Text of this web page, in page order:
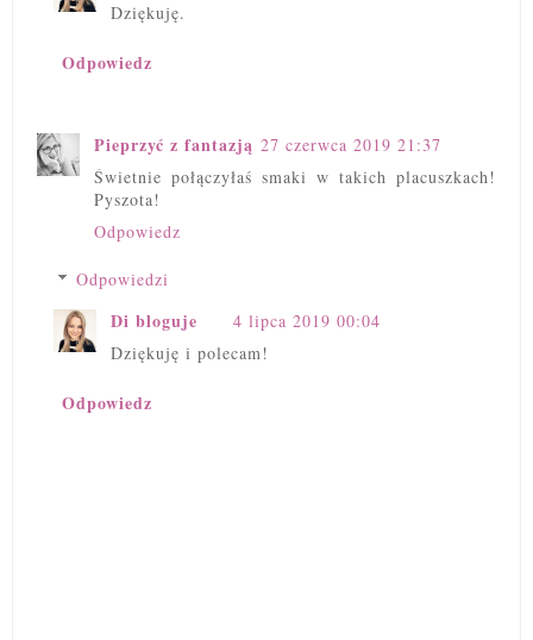
Dziękuję.
Odpowiedz
Pieprzyć z fantazją 27 czerwca 2019 21:37
Świetnie połączyłaś smaki w takich placuszkach!
Pyszota!
Odpowiedz
Odpowiedzi
Di bloguje
4 lipca 2019 00:04
Dziękuję i polecam!
Odpowiedz